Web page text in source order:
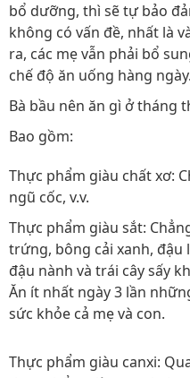
bổ dưỡng, thì sẽ tự bảo
không có vấn đề, nhất là
ra, các mẹ vẫn phải bổ
chế độ ăn uống hàng ngày.
Bà bầu nên ăn gì ở tháng
Bao gồm:
Thực phẩm giàu chất xơ:
ngũ cốc, v.v.
Thực phẩm giàu sắt:
trứng, bông cải xanh, đậu
đậu nành và trái cây sấy
Ăn ít nhất ngày 3 lần
sức khỏe cả mẹ và con.
Thực phẩm giàu canxi: